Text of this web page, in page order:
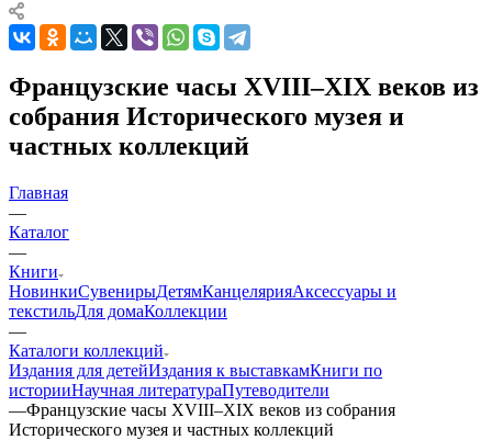
Французские часы XVIII–XIX веков из
собрания Исторического музея и
частных коллекций
Главная
—
Каталог
—
Книги
НовинкиСувенирыДетямКанцелярияАксессуары и
текстильДля домаКоллекции
—
Каталоги коллекций
Издания для детейИздания к выставкамКниги по
историиНаучная литератураПутеводители
—Французские часы XVIII–XIX веков из собрания
Исторического музея и частных коллекций